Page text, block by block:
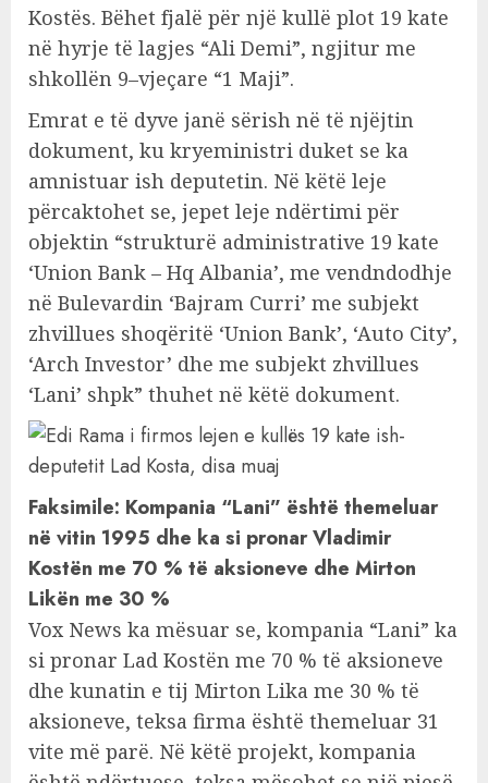
Kostës. Bëhet fjalë për një kullë plot 19 kate
në hyrje të lagjes “Ali Demi”, ngjitur me
shkollën 9–vjeçare “1 Maji”.
Emrat e të dyve janë sërish në të njëjtin
dokument, ku kryeministri duket se ka
amnistuar ish deputetin. Në këtë leje
përcaktohet se, jepet leje ndërtimi për
objektin “strukturë administrative 19 kate
‘Union Bank – Hq Albania’, me vendndodhje
në Bulevardin ‘Bajram Curri’ me subjekt
zhvillues shoqëritë ‘Union Bank’, ‘Auto City’,
‘Arch Investor’ dhe me subjekt zhvillues
‘Lani’ shpk” thuhet në këtë dokument.
Faksimile: Kompania “Lani” është themeluar
në vitin 1995 dhe ka si pronar Vladimir
Kostën me 70 % të aksioneve dhe Mirton
Likën me 30 %
Vox News ka mësuar se, kompania “Lani” ka
si pronar Lad Kostën me 70 % të aksioneve
dhe kunatin e tij Mirton Lika me 30 % të
aksioneve, teksa firma është themeluar 31
vite më parë. Në këtë projekt, kompania